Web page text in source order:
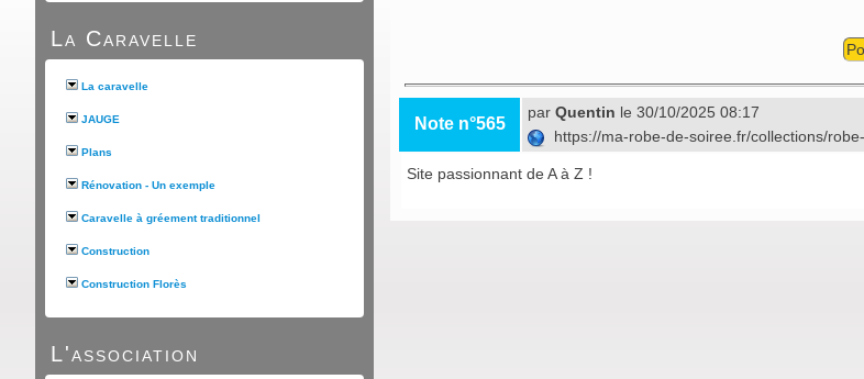
La Caravelle
La caravelle
JAUGE
Plans
Rénovation - Un exemple
Caravelle à gréement traditionnel
Construction
Construction Florès
L'association
Note n°565
par Quentin le 30/10/2025 08:17
https://ma-robe-de-soiree.fr/collections/
Site passionnant de A à Z !